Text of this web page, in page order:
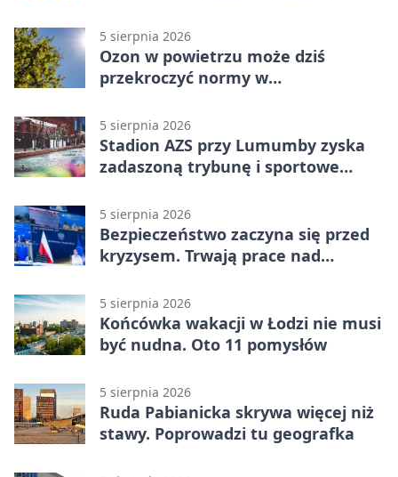
5 sierpnia 2026
Ozon w powietrzu może dziś
przekroczyć normy w
5 sierpnia 2026
Stadion AZS przy Lumumby zyska
zadaszoną trybunę i sportowe
5 sierpnia 2026
Bezpieczeństwo zaczyna się przed
kryzysem. Trwają prace nad
5 sierpnia 2026
Końcówka wakacji w Łodzi nie musi
być nudna. Oto 11 pomysłów
5 sierpnia 2026
Ruda Pabianicka skrywa więcej niż
stawy. Poprowadzi tu geografka